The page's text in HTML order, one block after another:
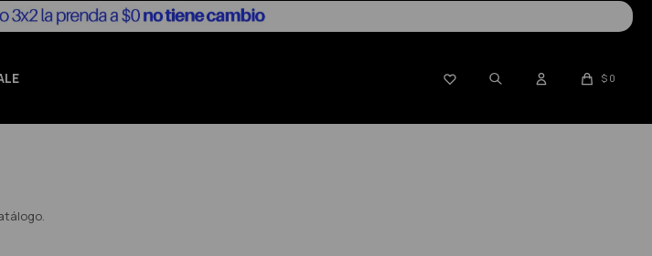
 $ 0